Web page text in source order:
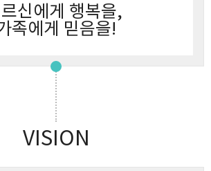
신에게 행복을,
족에게 믿음을!
VISION